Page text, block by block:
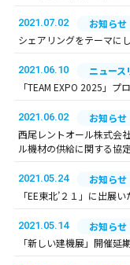
2021.07.02
お知らせ
シェアリングをテーマに
2021.06.10
ニュース
「TEAM EXPO 2025」
2021.06.02
お知らせ
西尾レントオール株式会
ル機材の供給に関する協
2021.05.24
お知らせ
「EE東北’２１」に出展
2021.05.14
お知らせ
「新しい建機展」開催延